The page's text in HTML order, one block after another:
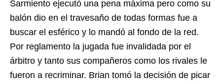
Sarmiento ejecutó una pena máxima pero como su
balón dio en el travesaño de todas formas fue a
buscar el esférico y lo mandó al fondo de la red.
Por reglamento la jugada fue invalidada por el
árbitro y tanto sus compañeros como los rivales le
fueron a recriminar. Brian tomó la decisión de picar